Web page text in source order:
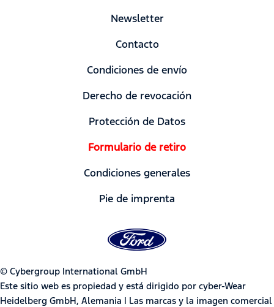
Newsletter
Contacto
Condiciones de envío
Derecho de revocación
Protección de Datos
Formulario de retiro
Condiciones generales
Pie de imprenta
© Cybergroup International GmbH
Este sitio web es propiedad y está dirigido por cyber-Wear
Heidelberg GmbH, Alemania | Las marcas y la imagen comercial